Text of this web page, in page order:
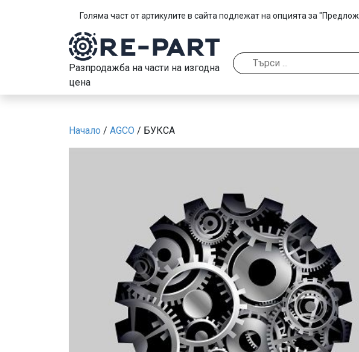
Голяма част от артикулите в сайта подлежат на опцията за
Разпродажба на части на изгодна
цена
Начало / AGCO / БУКСА